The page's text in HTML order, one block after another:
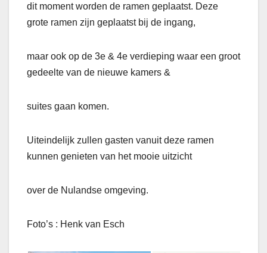
dit moment worden de ramen geplaatst. Deze
grote ramen zijn geplaatst bij de ingang,
maar ook op de 3e & 4e verdieping waar een groot
gedeelte van de nieuwe kamers &
suites gaan komen.
Uiteindelijk zullen gasten vanuit deze ramen
kunnen genieten van het mooie uitzicht
over de Nulandse omgeving.
Foto’s : Henk van Esch